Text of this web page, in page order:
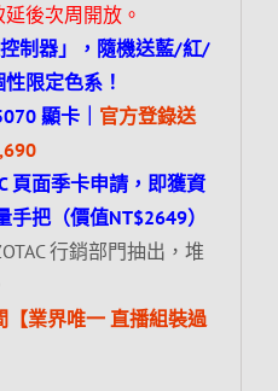
後次周開放。
制器」，隨機送藍/紅/
限定色系！
顯卡｜ 官方登錄送
頁面季卡申請，即獲資
手把（價值NT$2649）
行銷部門抽出，堆
【業界唯一 直播組裝過